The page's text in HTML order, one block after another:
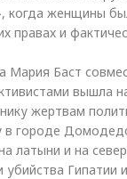
когда женщины
правах и
Мария Баст
вышла
жертвам
в городе
латыни и на
Гипатии